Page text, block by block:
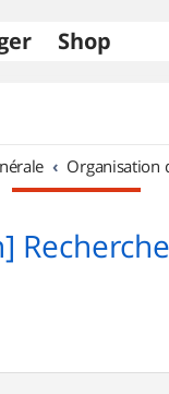
Shop
Organisation